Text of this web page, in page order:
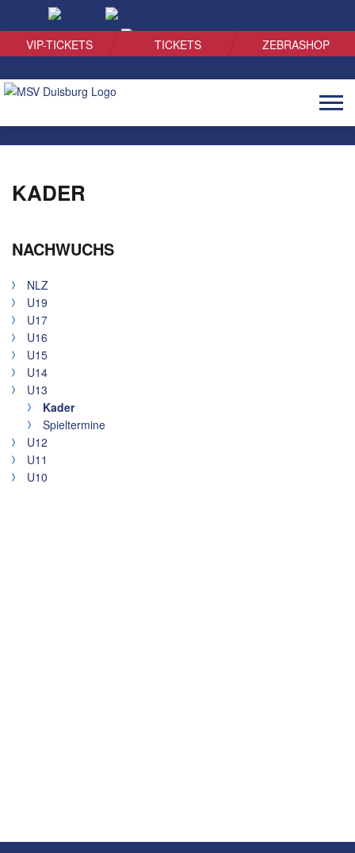
VIP-TICKETS TICKETS ZEBRASHOP
KADER
NACHWUCHS
NLZ
U19
U17
U16
U15
U14
U13
Kader
Spieltermine
U12
U11
U10